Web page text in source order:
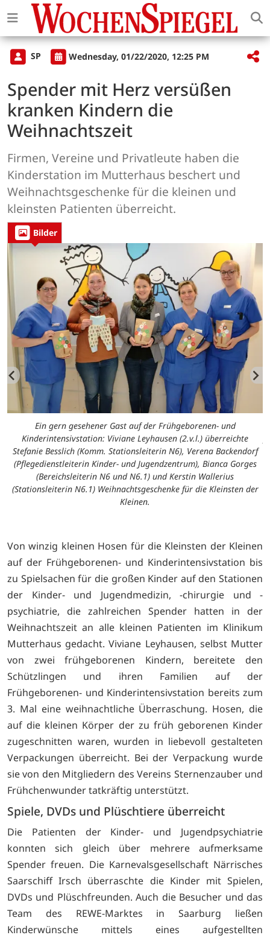
SP Wednesday, 01/22/2020, 12:25 PM
Spender mit Herz versüßen
kranken Kindern die
Weihnachtszeit
Firmen, Vereine und Privatleute haben die
Kinderstation im Mutterhaus beschert und
Weihnachtsgeschenke für die kleinen und
kleinsten Patienten überreicht.
Bilder
Ein gern gesehener Gast auf der Frühgeborenen- und
Kinderintensivstation: Viviane Leyhausen (2.v.l.) überreichte
Stefanie Besslich (Komm. Stationsleiterin N6), Verena Backendorf
(Pflegedienstleiterin Kinder- und Jugendzentrum), Bianca Gorges
(Bereichsleiterin N6 und N6.1) und Kerstin Wallerius
(Stationsleiterin N6.1) Weihnachtsgeschenke für die Kleinsten der
Kleinen.
Von winzig kleinen Hosen für die Kleinsten der Kleinen
auf der Frühgeborenen- und Kinderintensivstation bis
zu Spielsachen für die großen Kinder auf den Stationen
der Kinder- und Jugendmedizin, -chirurgie und -
psychiatrie, die zahlreichen Spender hatten in der
Weihnachtszeit an alle kleinen Patienten im Klinikum
Mutterhaus gedacht. Viviane Leyhausen, selbst Mutter
von zwei frühgeborenen Kindern, bereitete den
Schützlingen und ihren Familien auf der
Frühgeborenen- und Kinderintensivstation bereits zum
3. Mal eine weihnachtliche Überraschung. Hosen, die
auf die kleinen Körper der zu früh geborenen Kinder
zugeschnitten waren, wurden in liebevoll gestalteten
Verpackungen überreicht. Bei der Verpackung wurde
sie von den Mitgliedern des Vereins Sternenzauber und
Frühchenwunder tatkräftig unterstützt.
Spiele, DVDs und Plüschtiere überreicht
Die Patienten der Kinder- und Jugendpsychiatrie
konnten sich gleich über mehrere aufmerksame
Spender freuen. Die Karnevalsgesellschaft Närrisches
Saarschiff Irsch überraschte die Kinder mit Spielen,
DVDs und Plüschfreunden. Auch die Besucher und das
Team des REWE-Marktes in Saarburg ließen
Kinderwünsche mittels eines aufgestellten